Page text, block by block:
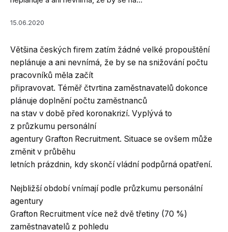
15.06.2020
Většina českých firem zatím žádné velké propouštění
neplánuje a ani nevnímá, že by se na snižování počtu
pracovníků měla začít
připravovat. Téměř čtvrtina zaměstnavatelů dokonce
plánuje doplnění počtu zaměstnanců
na stav v době před koronakrizí. Vyplývá to
z průzkumu personální
agentury Grafton Recruitment. Situace se ovšem může
změnit v průběhu
letních prázdnin, kdy skončí vládní podpůrná opatření.
Nejbližší období vnímají podle průzkumu personální
agentury
Grafton Recruitment více než dvě třetiny (70 %)
zaměstnavatelů z pohledu